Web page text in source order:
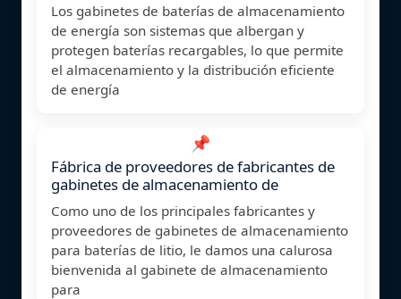
Los gabinetes de baterías de almacenamiento
de energía son sistemas que albergan y
protegen baterías recargables, lo que permite
el almacenamiento y la distribución eficiente
de energía
📌
Fábrica de proveedores de fabricantes de
gabinetes de almacenamiento de
Como uno de los principales fabricantes y
proveedores de gabinetes de almacenamiento
para baterías de litio, le damos una calurosa
bienvenida al gabinete de almacenamiento
para